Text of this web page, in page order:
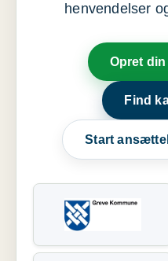
henvendelser
Opret
Find
Start